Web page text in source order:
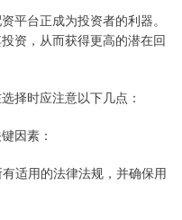
平台正成为投资者的利器。
资，从而获得更高的潜在回
择时应注意以下几点：
因素：
适用的法律法规，并确保用